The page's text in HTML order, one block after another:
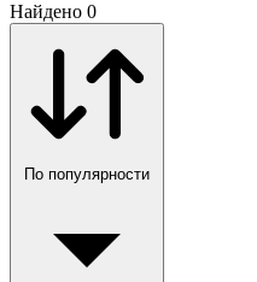
Найдено 0
По популярности